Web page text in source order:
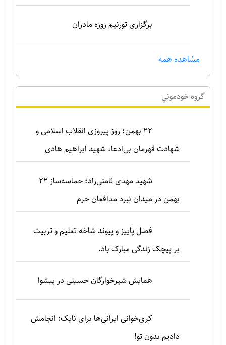
برگزاری تورنیم روزه مادران
مشاهده همه
گروه خودموني
۲۲ بهمن؛ روز پیروزی انقلاب اسلامی و
شهادت قهرمان بی‌ادعا، شهید ابراهیم هادی
شهید مهدی ثامنی‌راد؛ حماسه‌ساز ۲۲
بهمن در میدان نبرد مدافعان حرم
فصل پاییز و پیوند شاخه تعلیم و تربیت
بر پیچک زندگی مبارک باد.
همایش شیرخوارگان حسینی در پیشوا
کری‌خوانی ایرانی‌ها برای نایک: انجامش
دادیم بدون تو!